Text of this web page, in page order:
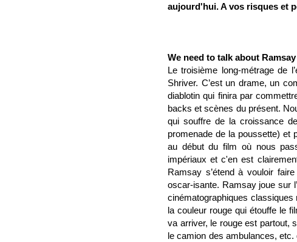
aujourd'hui. A vos risques et
We need to talk about Ramsay
Le troisième long-métrage de
Shriver. C’est un drame, un
diablotin qui finira par
backs et scènes du présent.
qui souffre de la croissance
promenade de la poussette) et
au début du film où nous
impériaux et c'en est
Ramsay s’étend à vouloir
oscar-isante. Ramsay joue sur
cinématographiques
la couleur rouge qui étouffe le
va arriver, le rouge est partout,
le camion des ambulances,